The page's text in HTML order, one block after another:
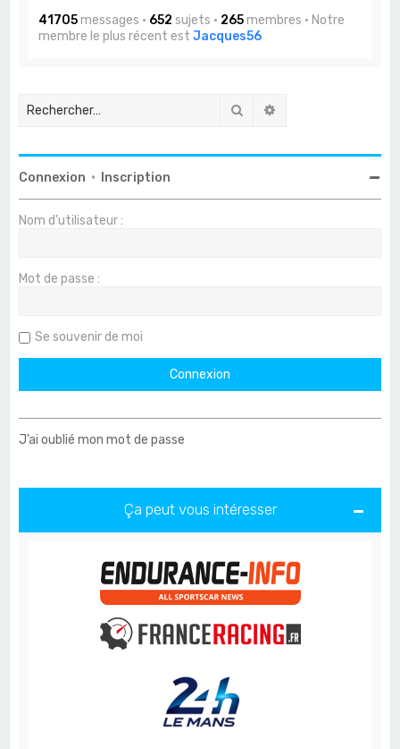
41705messages • 652 sujets • 265membres • Notre
membre le plus récent estJacques56
Rechercher
Connexion • Inscription
Nom d’utilisateur :
Mot de passe :
Se souvenir de moi
J’ai oublié mon mot de passe
Ça peut vous intéresser